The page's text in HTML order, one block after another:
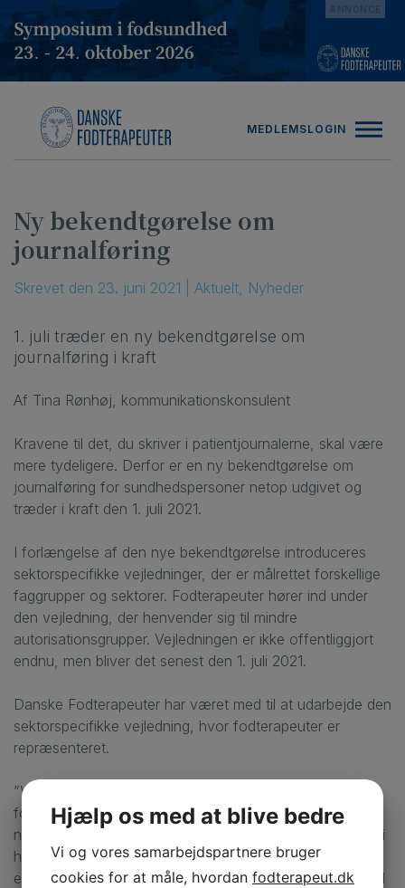
Hop
til
indholdet
ANNONCE
MEDLEMSLOGIN
Ny bekendtgørelse om
journalføring
Skrevet den 23. juni 2021 Aktuelt Nyheder
1. juli træder en ny bekendtgørelse om
journalføring i kraft
Af Tina Rønhøj, kommunikationskonsulent
Kravene til det, du skriver i patientjournalerne, skal være
mere tydeligere. Derfor er en ny bekendtgørelse om
journalføring for sundhedspersoner netop udgivet og
træder i kraft den 1. juli 2021.
I forlængelse af den nye bekendtgørelse introduceres
sektorspecifikke vejledninger, der er målrettet forskellige
faggrupper og sektorer. Fodterapeuter hører ind under
den vejledning, der henvender sig til mindre
autorisationsgrupper. Vejledningen er ikke offentliggjort
endnu, men bliver det senest den 1. juli 2021.
Danske Fodterapeuter har været med til at udarbejde den
sektorspecifikke vejledning, hvor fodterapeuter er
repræsenteret.
”Vi forventer, at vejledningen gør det tydeligere for
fodterapeuter, hvilke oplysninger, der er relevante og
nødvendige og derfor skal fremgå af patientjournalen. Vi
har arbejdet for at brugen af tegnsystemet, som udgør
en vigtig faglig norm for faget, fremgår af vejledningen. I
Hjælp os med at blive bedre
Vi og vores samarbejdspartnere bruger
cookies for at måle, hvordan fodterapeut.dk